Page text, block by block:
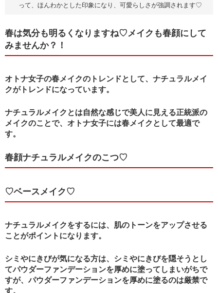
って、ほんわかとした印象になり、可愛らしさが強調されます♡
春は気分も明るくなりますね♡メイクも春顔にして
みませんか？！
オトナ女子の春メイクのトレンドとして、ナチュラルメイ
クがトレンドになっています。
ナチュラルメイクとは自然な感じで美人に見える正統派の
メイクのことで、オトナ女子には春メイクとして最適で
す。
春顔ナチュラルメイクのこつ♡
♡ベースメイク♡
ナチュラルメイクをするには、肌のトーンをアップさせる
ことがポイントになります。
シミやにきびが気になる方は、シミやにきびを隠そうとし
てパウダーファンデーションを厚めに塗ってしまいがちで
すが、パウダーファンデーションを厚めに塗るのは厳禁で
す。